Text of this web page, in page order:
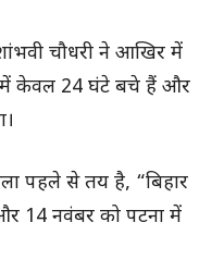
चौधरी ने आखिर में
में केवल 24 घंटे बचे हैं और
पहले से तय है, “बिहार
14 नवंबर को पटना में